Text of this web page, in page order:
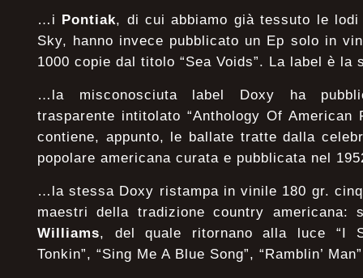
…i Pontiak, di cui abbiamo già tessuto le
Sky, hanno invece pubblicato un Ep solo in
1000 copie dal titolo “Sea Voids”. La label è
…la misconosciuta label Doxy ha
trasparente intitolato “Anthology Of American
contiene, appunto, le ballate tratte dalla
popolare americana curata e pubblicata nel
…la stessa Doxy ristampa in vinile 180 gr.
maestri della tradizione country americana:
Williams, del quale ritornano alla luce “I
Tonkin”, “Sing Me A Blue Song”, “Ramblin’